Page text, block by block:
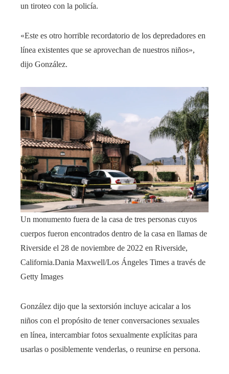
un tiroteo con la policía.
«Este es otro horrible recordatorio de los depredadores en
línea existentes que se aprovechan de nuestros niños»,
dijo González.
Un monumento fuera de la casa de tres personas cuyos
cuerpos fueron encontrados dentro de la casa en llamas de
Riverside el 28 de noviembre de 2022 en Riverside,
California.Dania Maxwell/Los Ángeles Times a través de
Getty Images
González dijo que la sextorsión incluye acicalar a los
niños con el propósito de tener conversaciones sexuales
en línea, intercambiar fotos sexualmente explícitas para
usarlas o posiblemente venderlas, o reunirse en persona.